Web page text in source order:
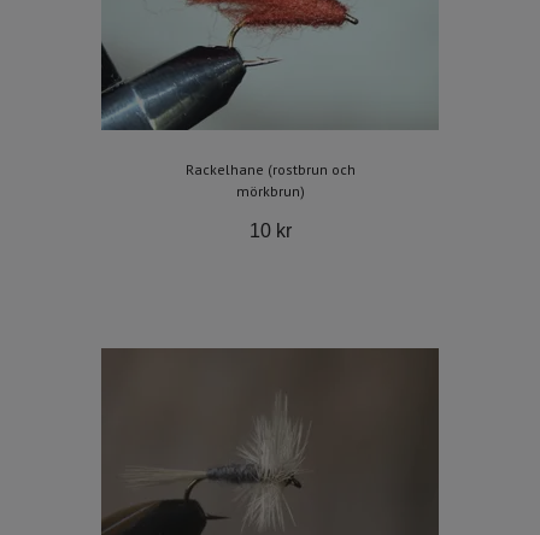
Rackelhane (rostbrun och
mörkbrun)
10 kr